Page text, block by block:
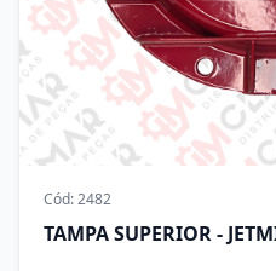
Cód:2482
TAMPA SUPERIOR -